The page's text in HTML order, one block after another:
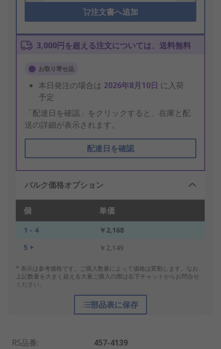
注文書へ追加
3,000円を超える注文については、送料無料
お取り寄せ品
本日発注の場合は 2026年8月10日 に入荷
予定
「配達日を確認」をクリックすると、在庫と配
送の詳細が表示されます。
配達日を確認
バルク価格オプション
個 単価
1 - 4
￥2,168
5 +
￥2,149
* 表示は参考価格です。ご購入数量によって価格は変動します。なお、
上記数量を大きく超える大量ご購入の際は右下チャットからお問合せ
ください。
部品表に保存
RS品番:
457-4139